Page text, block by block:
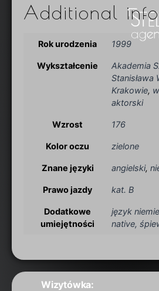
Additional
Rok urodzenia 1999
Wykształcenie
Akademia
Stanisława
Krakowie,
aktorski
Wzrost 176
Kolor oczu zielone
Znane języki angielski,
Prawo jazdy kat. B
Dodatkowe
umiejętności
język
native,
Wizytówka: